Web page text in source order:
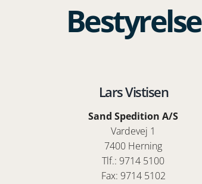
Bestyrelse
Lars Vistisen
Sand Spedition A/S
Vardevej 1
7400 Herning
Tlf.: 9714 5100
Fax: 9714 5102